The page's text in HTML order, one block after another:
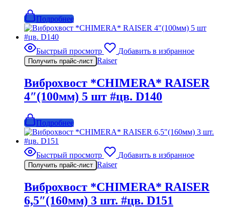
Подробнее
Быстрый просмотр Добавить в избранное
Получить прайс-лист Raiser
Виброхвост *CHIMERA* RAISER
4″(100мм) 5 шт #цв. D140
Подробнее
Быстрый просмотр Добавить в избранное
Получить прайс-лист Raiser
Виброхвост *CHIMERA* RAISER
6,5″(160мм) 3 шт. #цв. D151